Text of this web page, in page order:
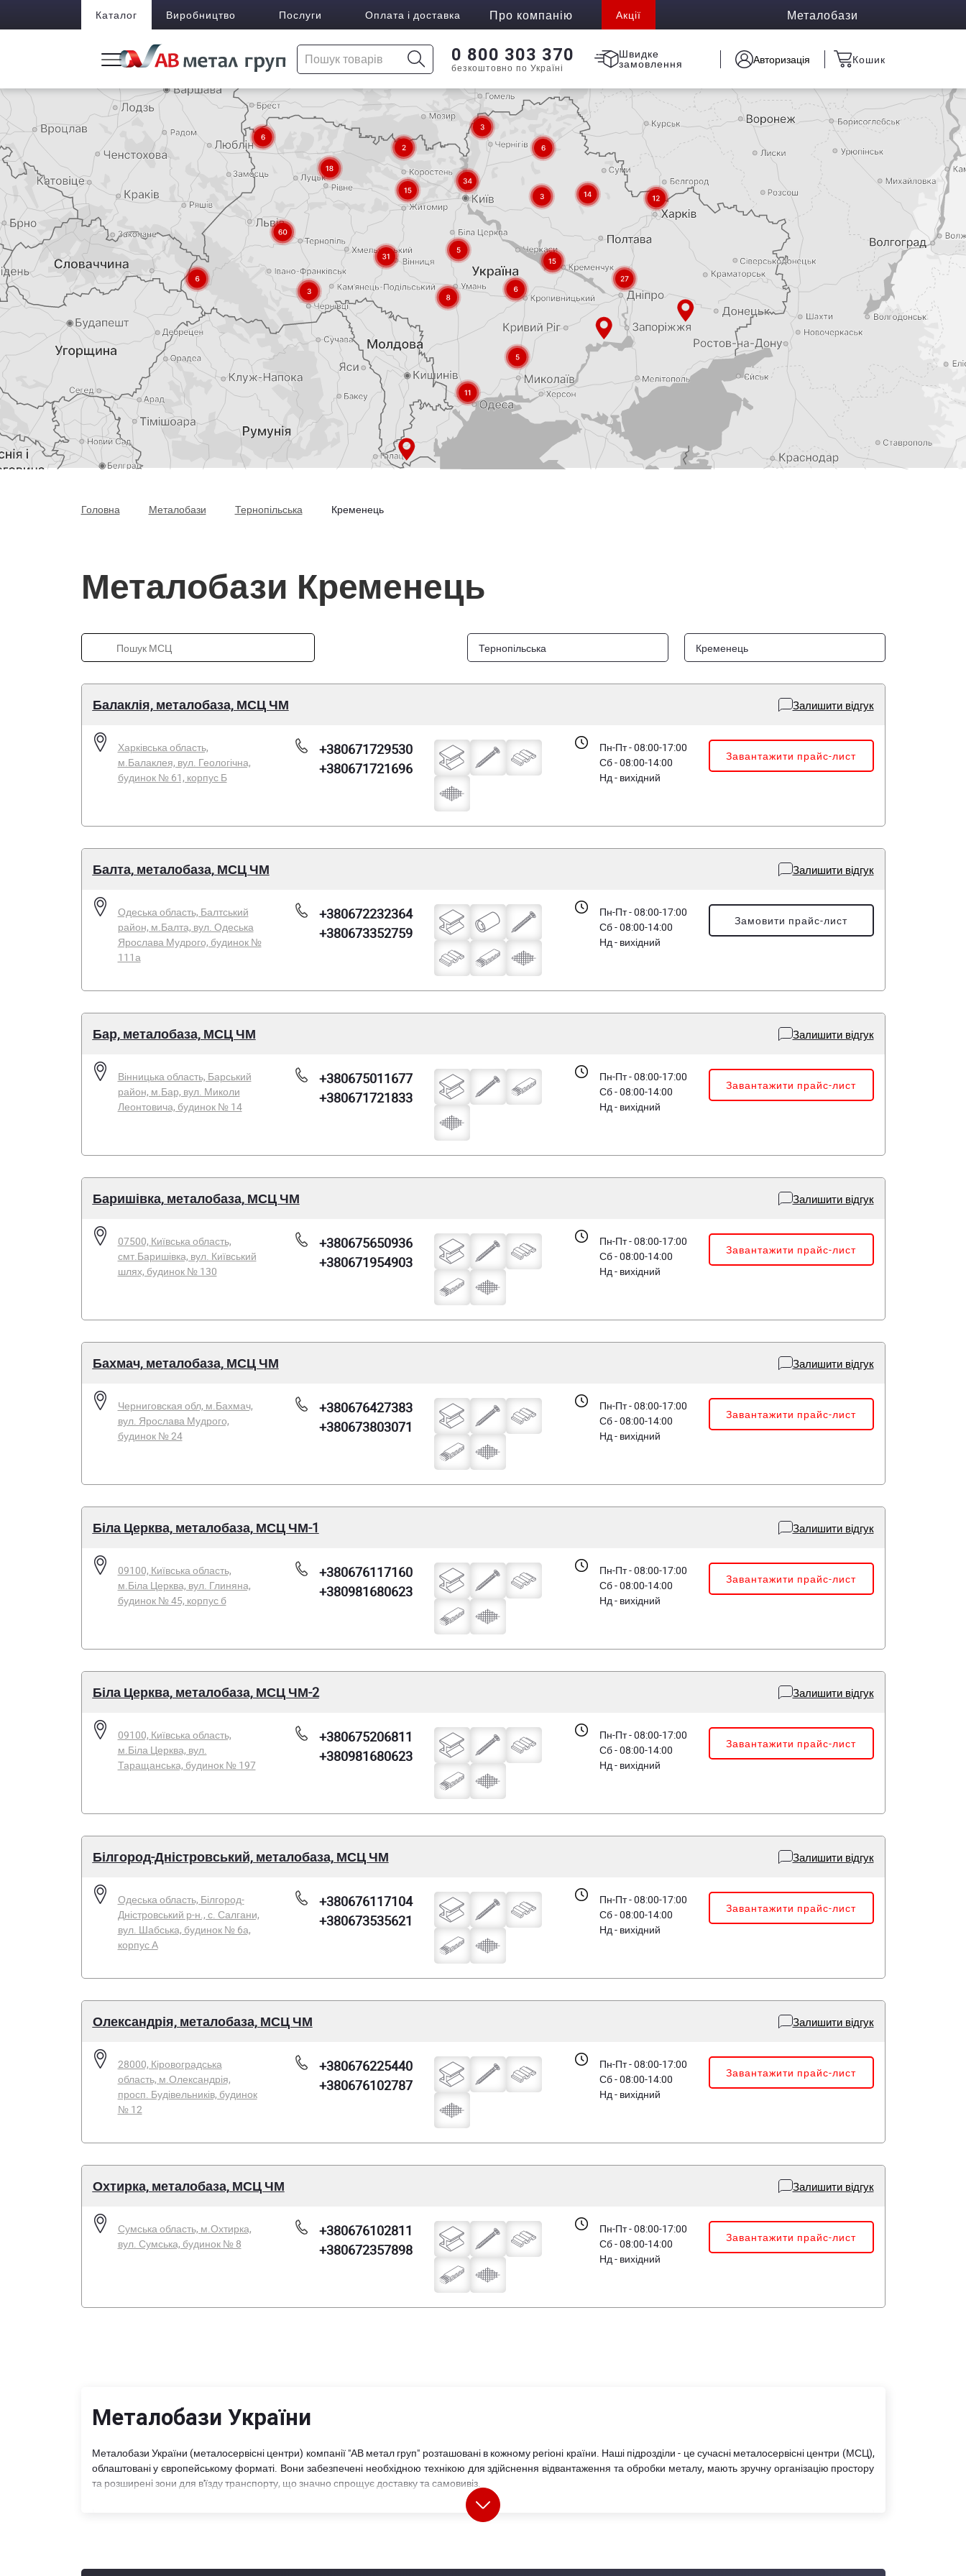
Каталог Виробництво Послуги Оплата і доставка Про компанію Акції Металобази
0 800 303 370
безкоштовно по Україні
Швидке
замовлення Авторизація Кошик
Головна Металобази Тернопільська Кременець
Металобази Кременець
Тернопільська Кременець
Балаклія, металобаза, МСЦ ЧМ Залишити відгук
Харківська область,
м.Балаклея, вул. Геологічна,
будинок № 61, корпус Б
+380671729530
+380671721696
Пн-Пт - 08:00-17:00
Сб - 08:00-14:00
Нд - вихідний
Завантажити прайс-лист
Балта, металобаза, МСЦ ЧМ Залишити відгук
Одеська область, Балтський
район, м.Балта, вул. Одеська
Ярослава Мудрого, будинок №
111а
+380672232364
+380673352759
Пн-Пт - 08:00-17:00
Сб - 08:00-14:00
Нд - вихідний
Замовити прайс-лист
Бар, металобаза, МСЦ ЧМ Залишити відгук
Вінницька область, Барський
район, м.Бар, вул. Миколи
Леонтовича, будинок № 14
+380675011677
+380671721833
Пн-Пт - 08:00-17:00
Сб - 08:00-14:00
Нд - вихідний
Завантажити прайс-лист
Баришівка, металобаза, МСЦ ЧМ Залишити відгук
07500, Київська область,
смт.Баришівка, вул. Київський
шлях, будинок № 130
+380675650936
+380671954903
Пн-Пт - 08:00-17:00
Сб - 08:00-14:00
Нд - вихідний
Завантажити прайс-лист
Бахмач, металобаза, МСЦ ЧМ Залишити відгук
Черниговская обл, м.Бахмач,
вул. Ярослава Мудрого,
будинок № 24
+380676427383
+380673803071
Пн-Пт - 08:00-17:00
Сб - 08:00-14:00
Нд - вихідний
Завантажити прайс-лист
Біла Церква, металобаза, МСЦ ЧМ-1 Залишити відгук
09100, Київська область,
м.Біла Церква, вул. Глиняна,
будинок № 45, корпус б
+380676117160
+380981680623
Пн-Пт - 08:00-17:00
Сб - 08:00-14:00
Нд - вихідний
Завантажити прайс-лист
Біла Церква, металобаза, МСЦ ЧМ-2 Залишити відгук
09100, Київська область,
м.Біла Церква, вул.
Таращанська, будинок № 197
+380675206811
+380981680623
Пн-Пт - 08:00-17:00
Сб - 08:00-14:00
Нд - вихідний
Завантажити прайс-лист
Білгород-Дністровський, металобаза, МСЦ ЧМ Залишити відгук
Одеська область, Білгород-
Дністровський р-н., с. Салгани,
вул. Шабська, будинок № 6а,
корпус А
+380676117104
+380673535621
Пн-Пт - 08:00-17:00
Сб - 08:00-14:00
Нд - вихідний
Завантажити прайс-лист
Олександрія, металобаза, МСЦ ЧМ Залишити відгук
28000, Кіровоградська
область, м.Олександрія,
просп. Будівельників, будинок
№ 12
+380676225440
+380676102787
Пн-Пт - 08:00-17:00
Сб - 08:00-14:00
Нд - вихідний
Завантажити прайс-лист
Охтирка, металобаза, МСЦ ЧМ Залишити відгук
Сумська область, м.Охтирка,
вул. Сумська, будинок № 8
+380676102811
+380672357898
Пн-Пт - 08:00-17:00
Сб - 08:00-14:00
Нд - вихідний
Завантажити прайс-лист
Металобази України
Металобази України (металосервісні центри) компанії "АВ метал груп" розташовані в кожному регіоні країни. Наші підрозділи - це сучасні металосервісні центри (МСЦ),
облаштовані у європейському форматі. Вони забезпечені необхідною технікою для здійснення відвантаження та обробки металу, мають зручну організацію простору
та розширені зони для в'їзду транспорту, що значно спрощує доставку та самовивіз.
, у тому числі матеріали власного виробництва. Сьогодні компанія випускає близько 20